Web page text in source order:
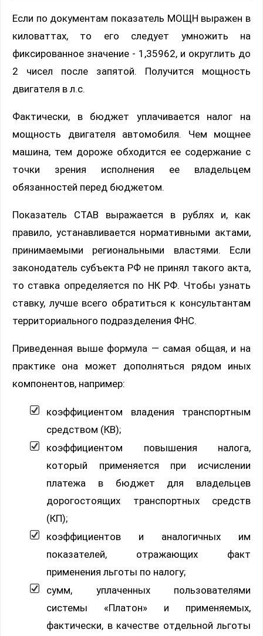
Если по документам показатель МОЩН выражен в
киловаттах, то его следует умножить на
фиксированное значение - 1,35962, и округлить до
2 чисел после запятой. Получится мощность
двигателя в л.с.
Фактически, в бюджет уплачивается налог на
мощность двигателя автомобиля. Чем мощнее
машина, тем дороже обходится ее содержание с
точки зрения исполнения ее владельцем
обязанностей перед бюджетом.
Показатель СТАВ выражается в рублях и, как
правило, устанавливается нормативными актами,
принимаемыми региональными властями. Если
законодатель субъекта РФ не принял такого акта,
то ставка определяется по НК РФ. Чтобы узнать
ставку, лучше всего обратиться к консультантам
территориального подразделения ФНС.
Приведенная выше формула — самая общая, и на
практике она может дополняться рядом иных
компонентов, например:
коэффициентом владения транспортным
средством (КВ);
коэффициентом повышения налога,
который применяется при исчислении
платежа в бюджет для владельцев
дорогостоящих транспортных средств
(КП);
коэффициентов и аналогичных им
показателей, отражающих факт
применения льготы по налогу;
сумм, уплаченных пользователями
системы «Платон» и применяемых,
фактически, в качестве отдельной льготы